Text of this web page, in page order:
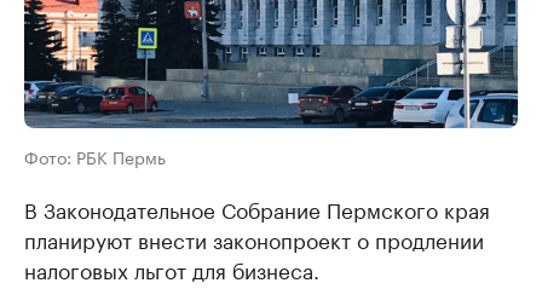
Фото: РБК Пермь
В Законодательное Собрание Пермского края
планируют внести законопроект о продлении
налоговых льгот для бизнеса.